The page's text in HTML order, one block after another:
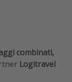
combinati,
Logitravel